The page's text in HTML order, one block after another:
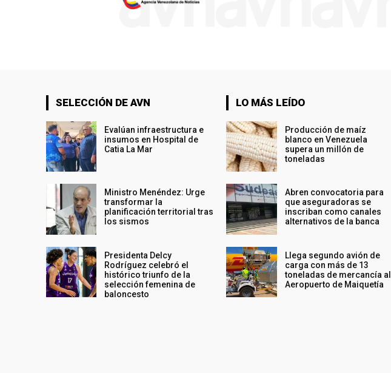
SELECCIÓN DE AVN
Evalúan infraestructura e
insumos en Hospital de
Catia La Mar
Ministro Menéndez: Urge
transformar la
planificación territorial tras
los sismos
Presidenta Delcy
Rodríguez celebró el
histórico triunfo de la
selección femenina de
baloncesto
LO MÁS LEÍDO
Producción de maíz
blanco en Venezuela
supera un millón de
toneladas
Abren convocatoria para
que aseguradoras se
inscriban como canales
alternativos de la banca
Llega segundo avión de
carga con más de 13
toneladas de mercancía al
Aeropuerto de Maiquetía